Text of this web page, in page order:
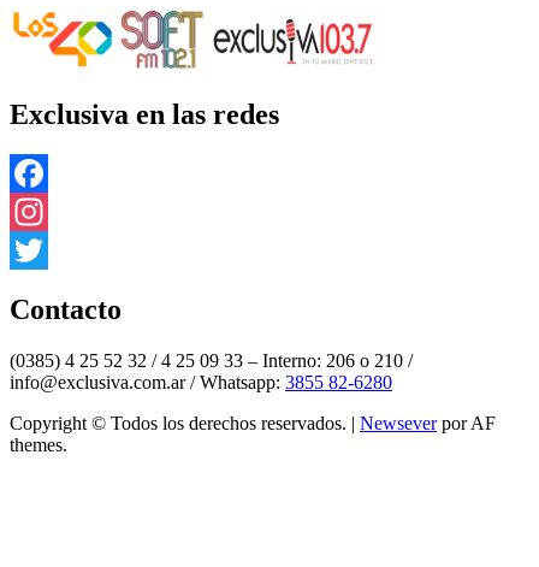
Exclusiva en las redes
Facebook
Instagram
Contacto
(0385) 4 25 52 32 / 4 25 09 33 – Interno: 206 o 210 /
info@exclusiva.com.ar / Whatsapp: 3855 82-6280
Copyright © Todos los derechos reservados. | Newseverpor AF
themes.